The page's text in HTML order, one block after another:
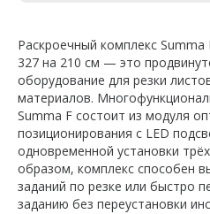
Раскроечный комплекс
327 на 210 см — это
оборудование для резки
материалов.
Summa F состоит из модуля
позиционирования с LED
одновременной установки
образом, комплекс способен
заданий по резке или быстро
заданию без переустановки